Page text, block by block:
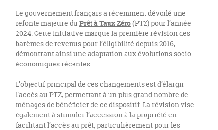
Le gouvernement français a récemment dévoilé une
refonte majeure du Prêt à Taux Zéro(PTZ) pour l’année
2024. Cette initiative marque la première révision des
barèmes de revenus pour l’éligibilité depuis 2016,
démontrant ainsi une adaptation aux évolutions socio-
économiques récentes.
L’objectif principal de ces changements est d’élargir
l’accès au PTZ, permettant à un plus grand nombre de
ménages de bénéficier de ce dispositif. La révision vise
également à stimuler l’accession à la propriété en
facilitant l’accès au prêt, particulièrement pour les